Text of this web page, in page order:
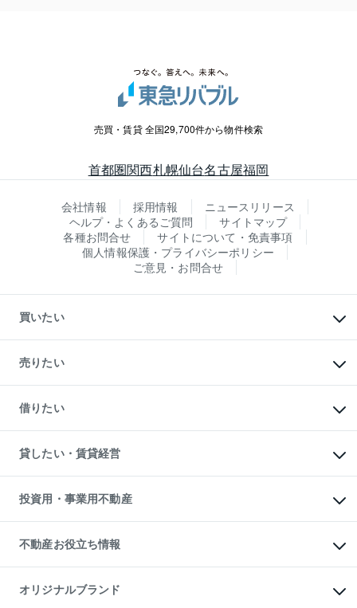
売買・賃貸 全国29,700件から物件検索
首都圏関西札幌仙台名古屋福岡
会社情報 採用情報
ニュースリリース
ヘルプ・よくあるご質問
サイトマップ
各種お問合せ
サイトについて・免責事項
個人情報保護・プライバシーポリシー
ご意見・お問合せ
買いたい
新築・分譲マンションの購入
中古マンションの購入
一戸建ての購入
中古一戸建ての購入
不動産購入の流れ
注目キーワード物件特集
購入ガイド
English 繁体中文簡体中文
売りたい
一戸建ての売却・査定
土地の売却・査定
スピードAI査定
不動産査定について
不動産売却の流れ
不動産買換えの流れ
売却ガイド
借りたい
オフィス・店舗の賃貸
借りるときの流れ
借りるガイド
貸したい・賃貸経営
マンション賃料データ
賃貸管理プラン
リロケーションについて
貸すガイド
投資用・事業用不動産
事業用不動産
マンション投資
投資用マンション
アパート経営
不動産お役立ち情報
マンションライブラリー
人気マンションランキング
オリジナルブランド